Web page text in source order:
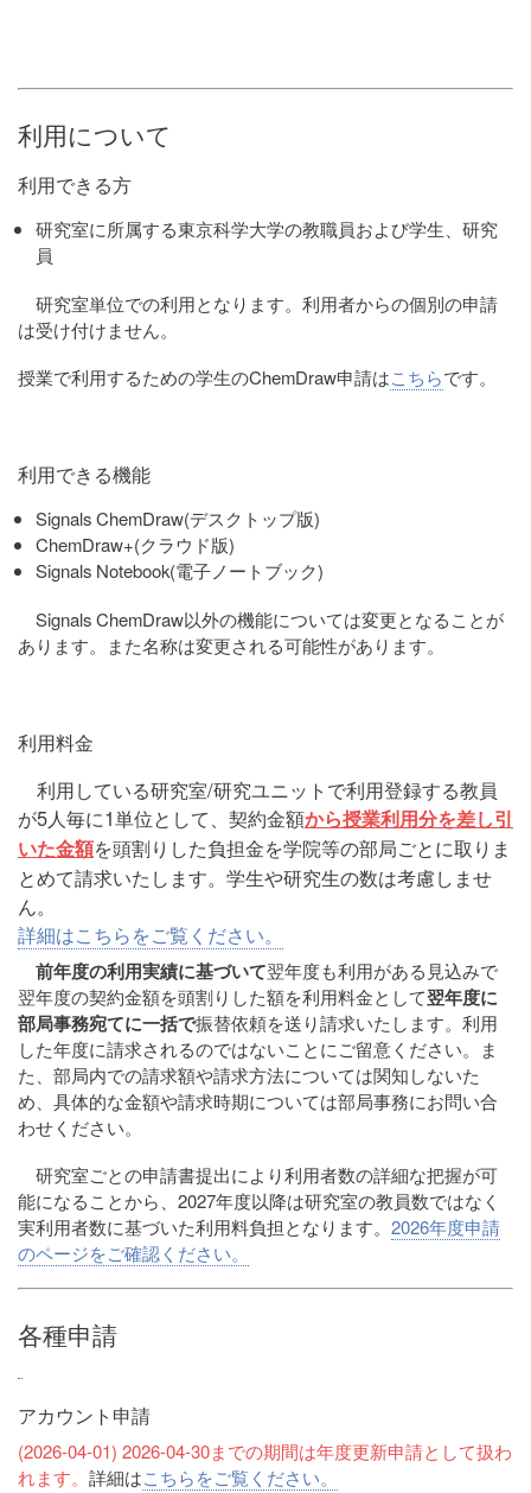
利用について
利用できる方
研究室に所属する東京科学大学の教職員および学生、研究
員
研究室単位での利用となります。利用者からの個別の申請
は受け付けません。
授業で利用するための学生のChemDraw申請はこちらです。
利用できる機能
Signals ChemDraw(デスクトップ版)
ChemDraw+(クラウド版)
Signals Notebook(電子ノートブック)
Signals ChemDraw以外の機能については変更となることが
あります。また名称は変更される可能性があります。
利用料金
利用している研究室/研究ユニットで利用登録する教員
が5人毎に1単位として、契約金額から授業利用分を差し引
いた金額を頭割りした負担金を学院等の部局ごとに取りま
とめて請求いたします。学生や研究生の数は考慮しませ
ん。
詳細はこちらをご覧ください。
前年度の利用実績に基づいて翌年度も利用がある見込みで
翌年度の契約金額を頭割りした額を利用料金として翌年度に
部局事務宛てに一括で振替依頼を送り請求いたします。利用
した年度に請求されるのではないことにご留意ください。ま
た、部局内での請求額や請求方法については関知しないた
め、具体的な金額や請求時期については部局事務にお問い合
わせください。
研究室ごとの申請書提出により利用者数の詳細な把握が可
能になることから、2027年度以降は研究室の教員数ではなく
実利用者数に基づいた利用料負担となります。 2026年度申請
のページをご確認ください。
各種申請
アカウント申請
(2026-04-01) 2026-04-30までの期間は年度更新申請として扱わ
れます。 詳細はこちらをご覧ください。